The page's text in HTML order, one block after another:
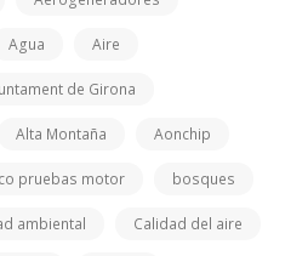
Agua Aire
de Girona
Alta Montaña Aonchip
pruebas motor bosques
ambiental Calidad del aire